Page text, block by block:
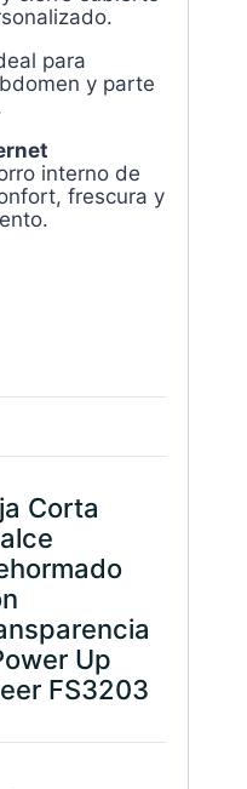
para
y parte
interno de
frescura y
Corta
Up
FS3203